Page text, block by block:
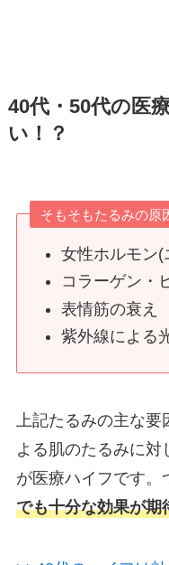
40代・50代の医
い！？
そもそもたるみの原
女性ホルモン(
コラーゲン・
表情筋の衰え
紫外線による
上記たるみの主な要
よる肌のたるみに
が医療ハイフです。
でも十分な効果が期